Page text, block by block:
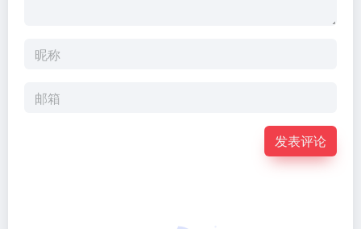
发表评论